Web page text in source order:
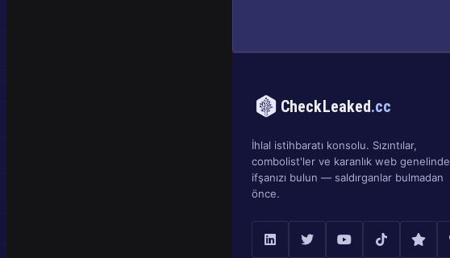
CheckLeaked.cc
İhlal istihbaratı konsolu. Sızıntılar,
combolist'ler ve karanlık web genelinde
ifşanızı bulun — saldırganlar bulmadan
önce.